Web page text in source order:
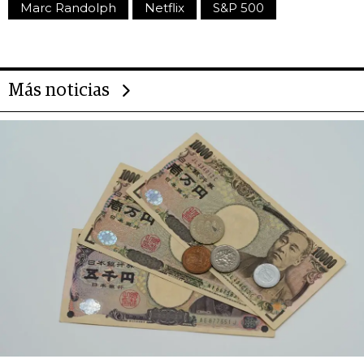
Marc Randolph Netflix S&P 500
Más noticias